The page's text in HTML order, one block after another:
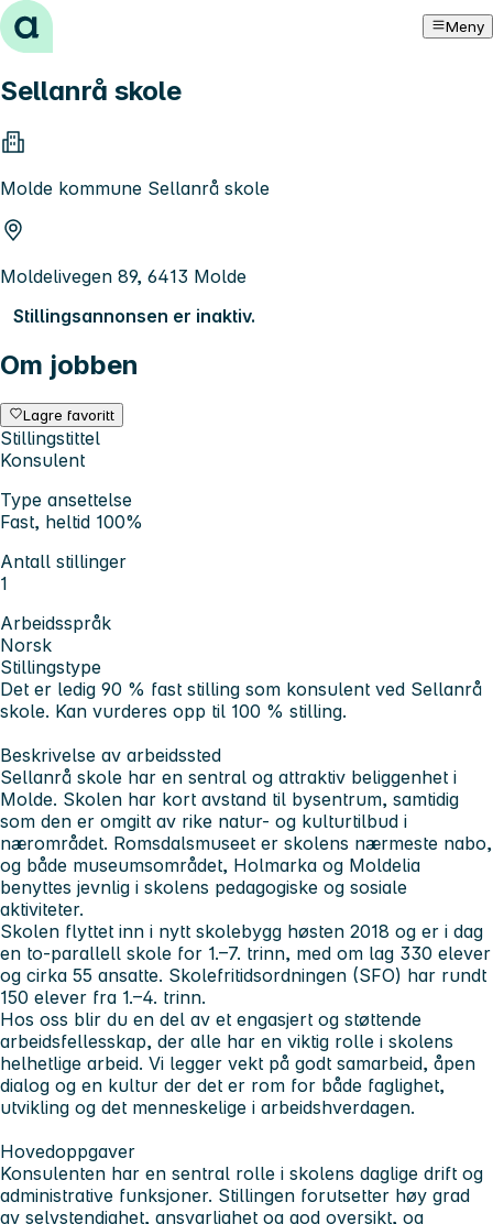
Hopp til innhold Meny
Sellanrå skole
Molde kommune Sellanrå skole
Moldelivegen 89, 6413 Molde
Stillingsannonsen er inaktiv.
Om jobben
Lagre favoritt
Stillingstittel
Konsulent
Type ansettelse
Fast, heltid 100%
Antall stillinger
1
Arbeidsspråk
Norsk
Stillingstype
Det er ledig 90 % fast stilling som konsulent ved Sellanrå
skole. Kan vurderes opp til 100 % stilling.
Beskrivelse av arbeidssted
Sellanrå skole har en sentral og attraktiv beliggenhet i
Molde. Skolen har kort avstand til bysentrum, samtidig
som den er omgitt av rike natur- og kulturtilbud i
nærområdet. Romsdalsmuseet er skolens nærmeste nabo,
og både museumsområdet, Holmarka og Moldelia
benyttes jevnlig i skolens pedagogiske og sosiale
aktiviteter.
Skolen flyttet inn i nytt skolebygg høsten 2018 og er i dag
en to-parallell skole for 1.–7. trinn, med om lag 330 elever
og cirka 55 ansatte. Skolefritidsordningen (SFO) har rundt
150 elever fra 1.–4. trinn.
Hos oss blir du en del av et engasjert og støttende
arbeidsfellesskap, der alle har en viktig rolle i skolens
helhetlige arbeid. Vi legger vekt på godt samarbeid, åpen
dialog og en kultur der det er rom for både faglighet,
utvikling og det menneskelige i arbeidshverdagen.
Hovedoppgaver
Konsulenten har en sentral rolle i skolens daglige drift og
administrative funksjoner. Stillingen forutsetter høy grad
av selvstendighet, ansvarlighet og god oversikt, og